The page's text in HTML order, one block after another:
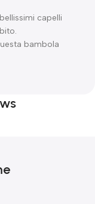
capelli
bambola